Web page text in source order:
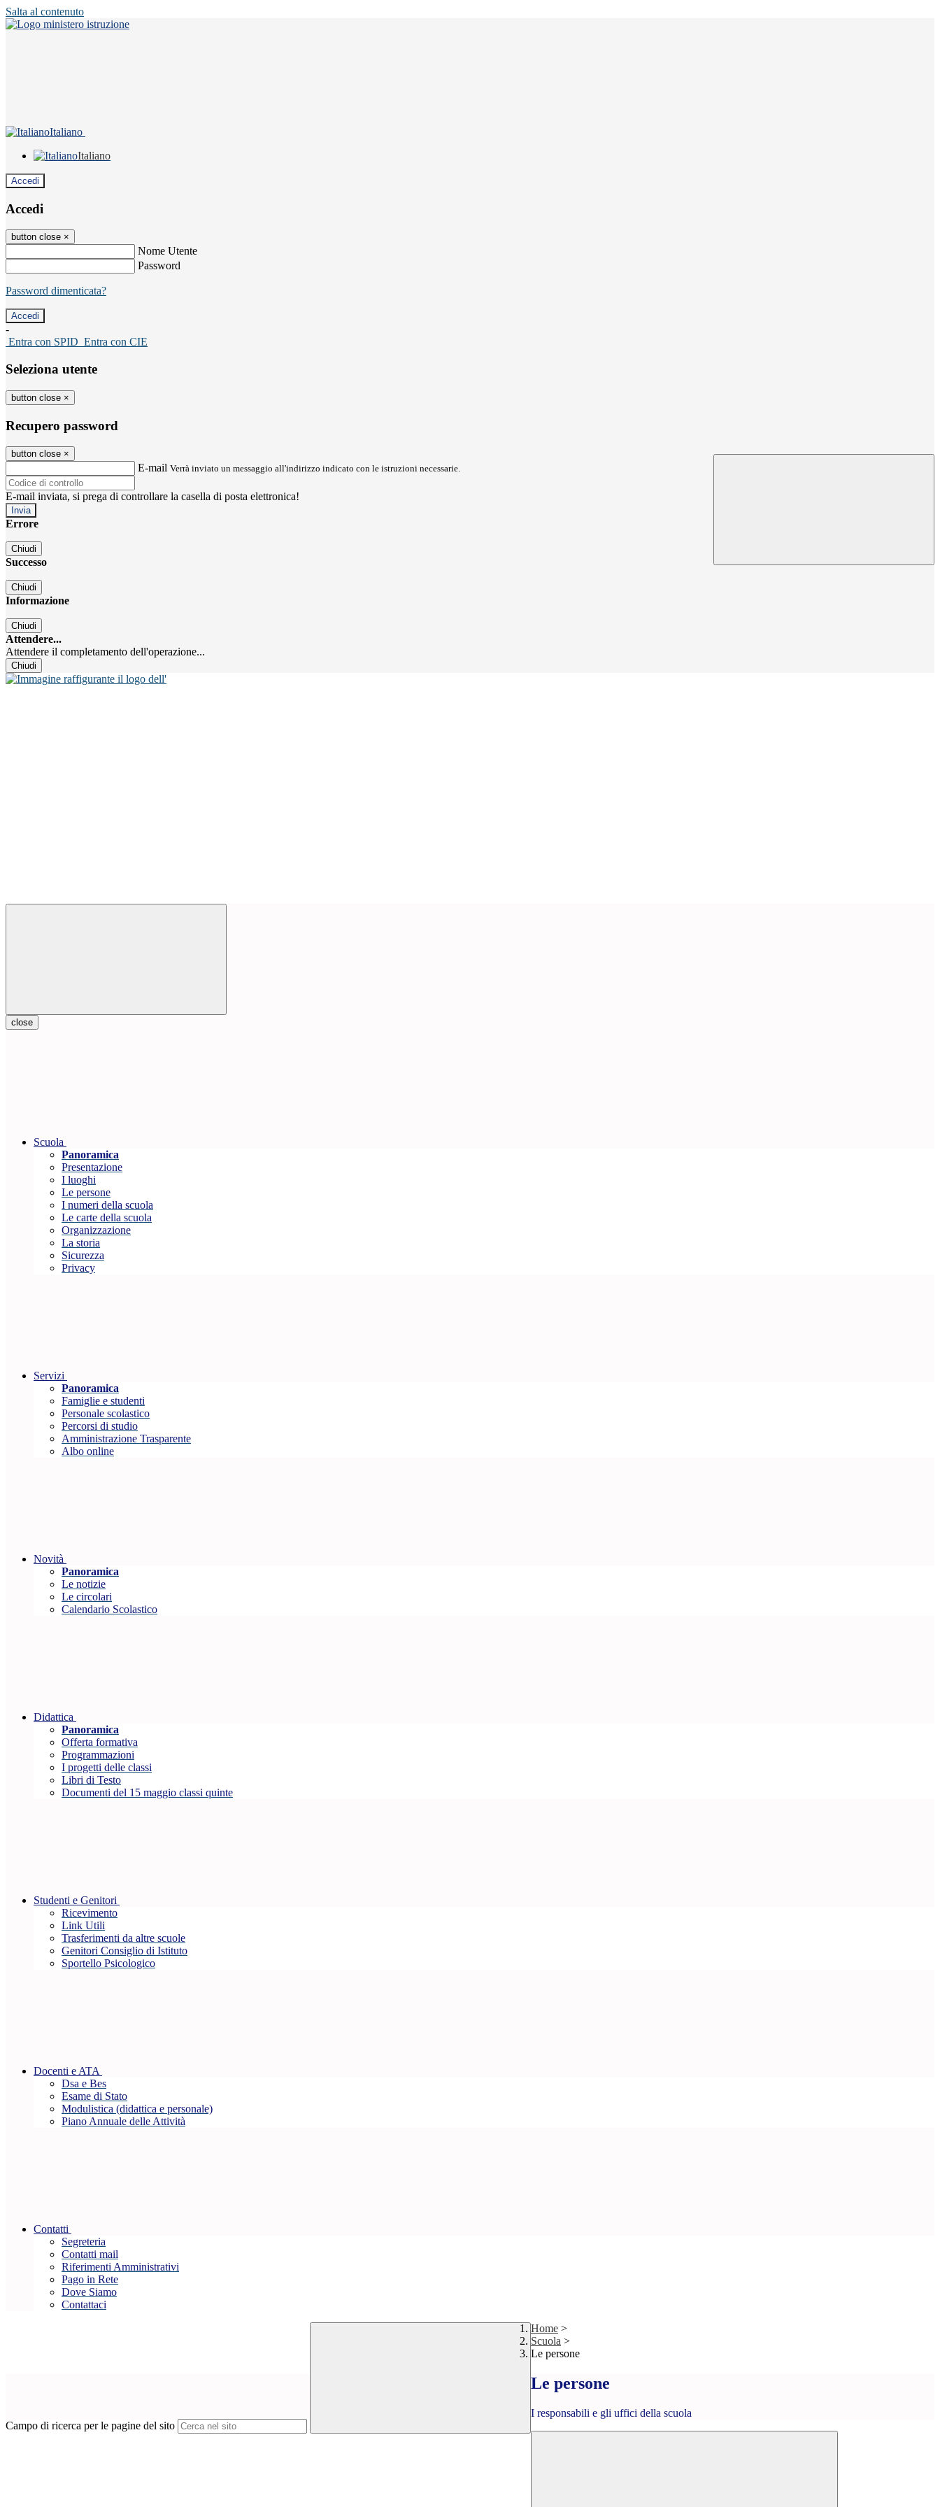
Salta al contenuto
Italiano
Italiano
Accedi
Accedi
button close ×
Nome Utente
Password
Password dimenticata?
-
Entra con SPID Entra con CIE
Seleziona utente
button close ×
Recupero password
button close ×
E-mail Verrà inviato un messaggio all'indirizzo indicato con le istruzioni necessarie.
E-mail inviata, si prega di controllare la casella di posta elettronica!
Errore
Chiudi
Successo
Chiudi
Informazione
Chiudi
Attendere...
Attendere il completamento dell'operazione...
Chiudi
close
Scuola
Panoramica
Presentazione
I luoghi
Le persone
I numeri della scuola
Le carte della scuola
Organizzazione
La storia
Sicurezza
Privacy
Servizi
Panoramica
Famiglie e studenti
Personale scolastico
Percorsi di studio
Amministrazione Trasparente
Albo online
Novità
Panoramica
Le notizie
Le circolari
Calendario Scolastico
Didattica
Panoramica
Offerta formativa
Programmazioni
I progetti delle classi
Libri di Testo
Documenti del 15 maggio classi quinte
Studenti e Genitori
Ricevimento
Link Utili
Trasferimenti da altre scuole
Genitori Consiglio di Istituto
Sportello Psicologico
Docenti e ATA
Dsa e Bes
Esame di Stato
Modulistica (didattica e personale)
Piano Annuale delle Attività
Contatti
Segreteria
Contatti mail
Riferimenti Amministrativi
Pago in Rete
Dove Siamo
Contattaci
Campo di ricerca per le pagine del sito
Home >
Scuola >
Le persone
Le persone
I responsabili e gli uffici della scuola